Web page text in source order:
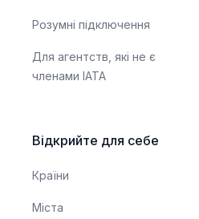
Розумні підключення
Для агентств, які не є
членами IATA
Відкрийте для себе
Країни
Міста